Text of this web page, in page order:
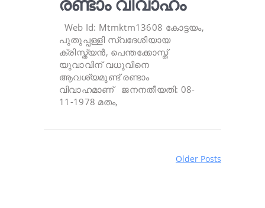
Web Id: Mtmktm13608 കോട്ടയം,
പുതുപ്പള്ളി സ്വദേശിയായ
ക്രിസ്ത്യൻ, പെന്തക്കോസ്ത്
യുവാവിന് വധുവിനെ
ആവശ്യമുണ്ട് രണ്ടാം
വിവാഹമാണ് ജനനതീയതി: 08-
11-1978 മതം,
Older Posts